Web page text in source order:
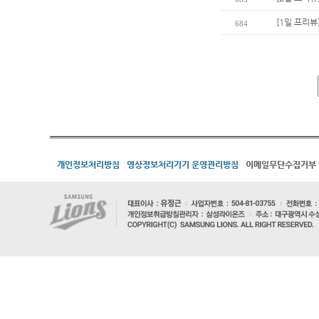
684 [1일 프리
개인정보처리방침 영상정보처리기기 운영관리방침 이메일무단수집거부